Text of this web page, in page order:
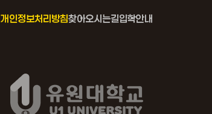
개인정보처리방침찾아오시는길입학안내